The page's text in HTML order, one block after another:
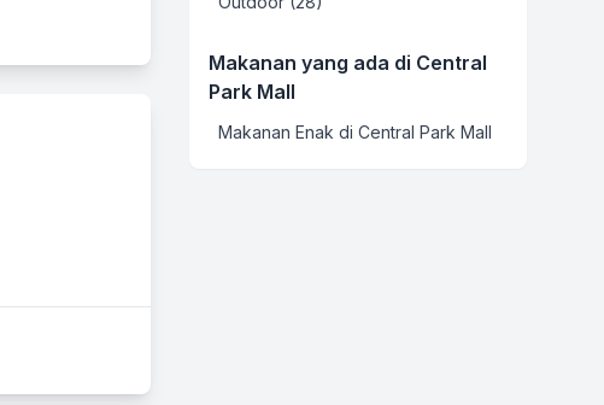
Makanan yang ada di Central
Park Mall
Makanan Enak di Central Park Mall